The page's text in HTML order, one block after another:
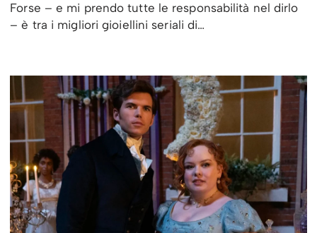
Forse – e mi prendo tutte le responsabilità nel dirlo
– è tra i migliori gioiellini seriali di…